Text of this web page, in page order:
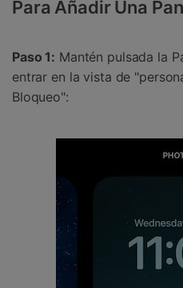
Para Añadir Una
Paso 1: Mantén pulsada la
entrar en la vista de
Bloqueo":